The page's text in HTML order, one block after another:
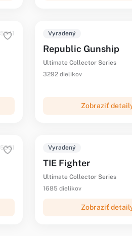
Vyradený
Republic Gunship
Ultimate Collector Series
3292 dielikov
Zobraziť
Vyradený
TIE Fighter
Ultimate Collector Series
1685 dielikov
Zobraziť